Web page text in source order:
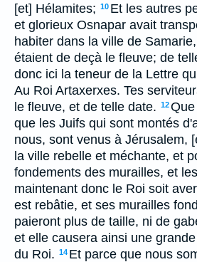
[et] Hélamites; 10 Et les autres
et glorieux Osnapar avait
habiter dans la ville de
étaient de deçà le fleuve; de
donc ici la teneur de la Lettre
Au Roi Artaxerxes. Tes
le fleuve, et de telle date. 12
que les Juifs qui sont montés
nous, sont venus à Jérusalem,
la ville rebelle et méchante, et
fondements des murailles, et
maintenant donc le Roi soit
est rebâtie, et ses murailles
paieront plus de taille, ni de
et elle causera ainsi une
du Roi. 14 Et parce que nous